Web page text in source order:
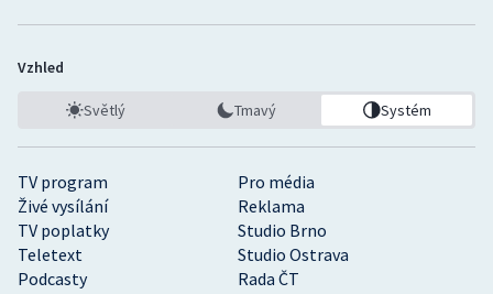
TV program
Pro média
Živé vysílání
Reklama
TV poplatky
Studio Brno
Teletext
Studio Ostrava
Podcasty
Rada ČT
Vzhled
Světlý Tmavý Systém